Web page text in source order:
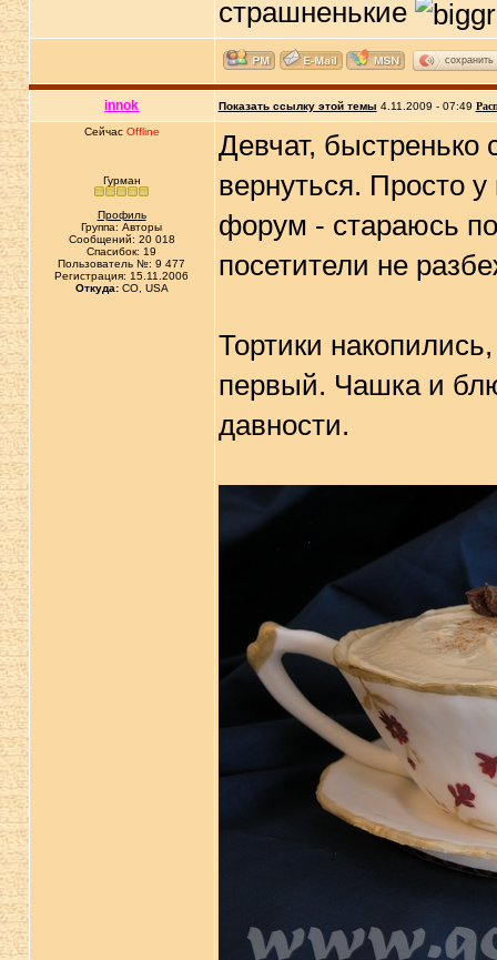
страшненькие
сохранить
innok Показать ссылку этой темы 4.11.2009 - 07:49
Сейчас Offline
Гурман
Профиль
Группа: Авторы
Сообщений: 20 018
Спасибок: 19
Пользователь №: 9 477
Регистрация: 15.11.2006
Откуда:CO, USA
Девчат,
вернуться. Просто
форум - стараюсь
посетители не
Тортики
первый. Чашка и
давности.